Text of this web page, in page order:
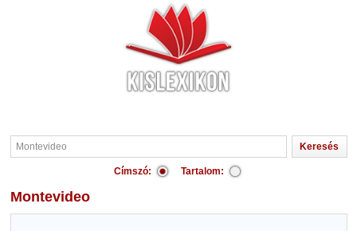
Címszó: Tartalom:
Montevideo